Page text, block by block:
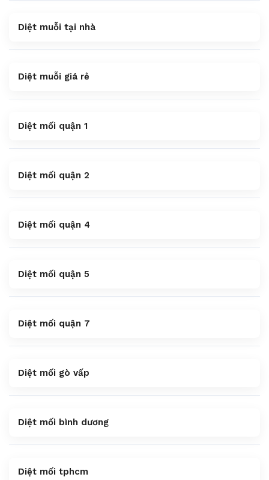
Diệt muỗi tại nhà
Diệt muỗi giá rẻ
Diệt mối quận 1
Diệt mối quận 2
Diệt mối quận 4
Diệt mối quận 5
Diệt mối quận 7
Diệt mối gò vấp
Diệt mối bình dương
Diệt mối tphcm